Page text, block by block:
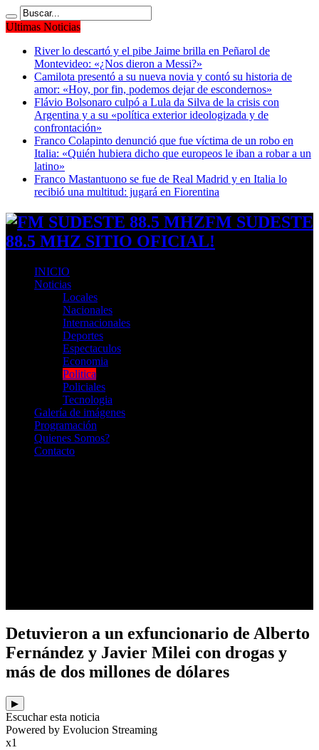
Ultimas Noticias
River lo descartó y el pibe Jaime brilla en Peñarol de
Montevideo: «¿Nos dieron a Messi?»
Camilota presentó a su nueva novia y contó su historia de
amor: «Hoy, por fin, podemos dejar de escondernos»
Flávio Bolsonaro culpó a Lula da Silva de la crisis con
Argentina y a su «política exterior ideologizada y de
confrontación»
Franco Colapinto denunció que fue víctima de un robo en
Italia: «Quién hubiera dicho que europeos le iban a robar a un
latino»
Franco Mastantuono se fue de Real Madrid y en Italia lo
recibió una multitud: jugará en Fiorentina
FM SUDESTE
88.5 MHZ SITIO OFICIAL!
INICIO
Noticias
Locales
Nacionales
Internacionales
Deportes
Espectaculos
Economia
Politica
Policiales
Tecnologia
Galería de imágenes
Programación
Quienes Somos?
Contacto
Detuvieron a un exfuncionario de Alberto
Fernández y Javier Milei con drogas y
más de dos millones de dólares
▶
Escuchar esta noticia
Powered by Evolucion Streaming
x1